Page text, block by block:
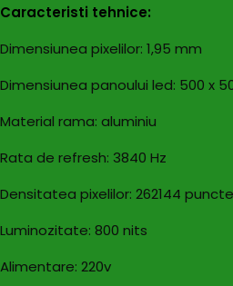
Caracteristi tehnice:
Dimensiunea pixelilor: 1,95 mm
Dimensiunea panoului led: 500 x
Material rama: aluminiu
Rata de refresh: 3840 Hz
Densitatea pixelilor: 262144
Luminozitate: 800 nits
Alimentare: 220v